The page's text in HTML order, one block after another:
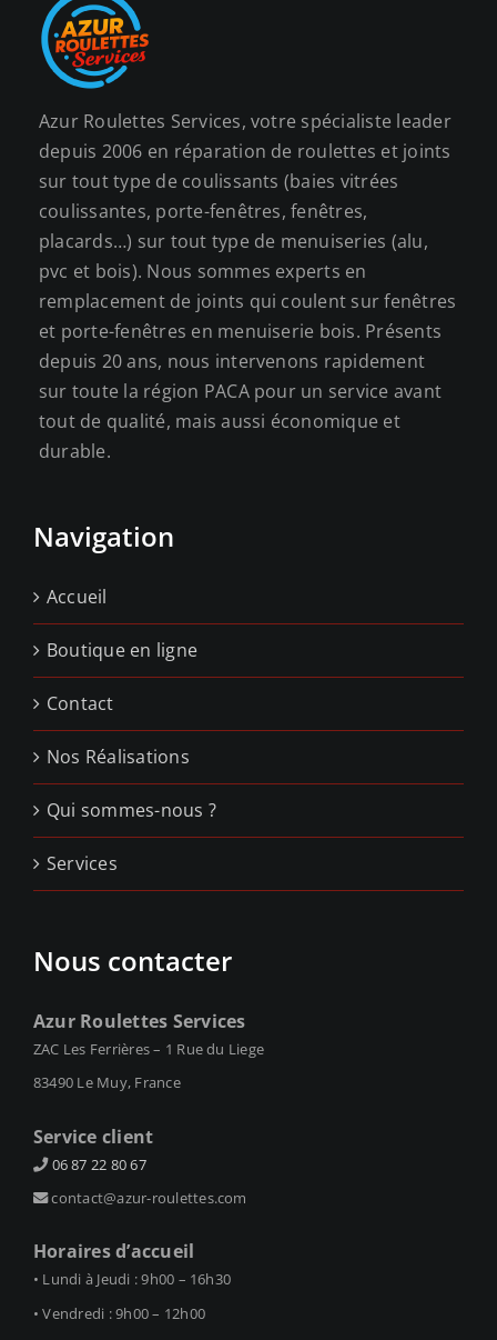
Azur Roulettes Services, votre spécialiste leader
depuis 2006 en réparation de roulettes et joints
sur tout type de coulissants (baies vitrées
coulissantes, porte-fenêtres, fenêtres,
placards…) sur tout type de menuiseries (alu,
pvc et bois). Nous sommes experts en
remplacement de joints qui coulent sur fenêtres
et porte-fenêtres en menuiserie bois. Présents
depuis 20 ans, nous intervenons rapidement
sur toute la région PACA pour un service avant
tout de qualité, mais aussi économique et
durable.
Navigation
Accueil
Boutique en ligne
Contact
Nos Réalisations
Qui sommes-nous ?
Services
Nous contacter
Azur Roulettes Services
ZAC Les Ferrières – 1 Rue du Liege
83490 Le Muy, France
Service client
06 87 22 80 67
contact@azur-roulettes.com
Horaires d’accueil
• Lundi à Jeudi : 9h00 – 16h30
• Vendredi : 9h00 – 12h00